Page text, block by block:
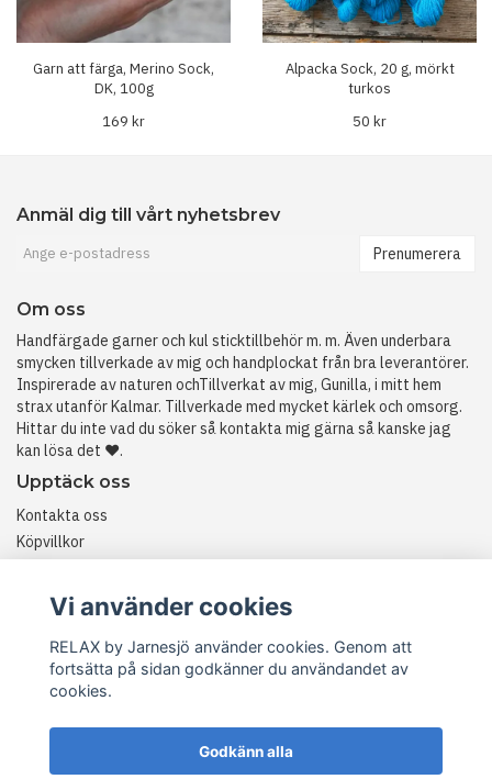
Garn att färga, Merino Sock,
DK, 100g
169 kr
Alpacka Sock, 20 g, mörkt
turkos
50 kr
Anmäl dig till vårt nyhetsbrev
Prenumerera
Om oss
Handfärgade garner och kul sticktillbehör m. m. Även underbara
smycken tillverkade av mig och handplockat från bra leverantörer.
Inspirerade av naturen ochTillverkat av mig, Gunilla, i mitt hem
strax utanför Kalmar. Tillverkade med mycket kärlek och omsorg.
Hittar du inte vad du söker så kontakta mig gärna så kanske jag
kan lösa det ❤️.
Upptäck oss
Kontakta oss
Köpvillkor
RETURERVi använder cookies
RELAX by Jarnesjö använder cookies. Genom att
fortsätta på sidan godkänner du användandet av
cookies.
Godkänn alla